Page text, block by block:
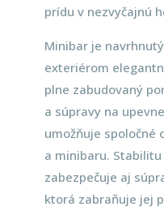
prídu v nezvyčajnú
Minibar je
exteriérom
plne zabudovaný
a súpravy na
umožňuje spoločné
a minibaru.
zabezpečuje aj
ktorá zabraňuje jej